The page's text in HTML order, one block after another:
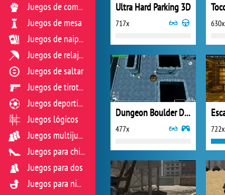
Ultra Hard Parking 3D
717x 630x
Dungeon Boulder Death of Doom
477x 722x
Juegos de combate
Juegos de mesa
Juegos de naipes
Juegos de relajación
Juegos de saltar
Juegos de tiroteo
Juegos deportivos
Juegos lógicos
Juegos multijugador
Juegos para chicas
Juegos para dos
Juegos para niños